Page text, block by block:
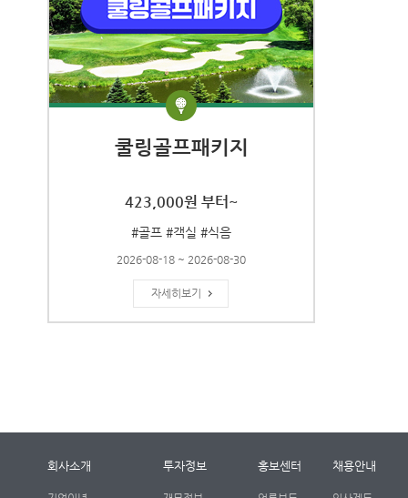
쿨링골프패키지
423,000원 부터~
#골프 #객실 #식음
2026-08-18 ~ 2026-08-30
자세히보기
회사소개 투자정보 홍보센터 채용안내